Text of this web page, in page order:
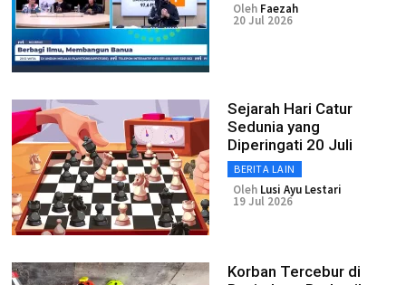
Oleh Faezah
20 Jul 2026
Sejarah Hari Catur
Sedunia yang
Diperingati 20 Juli
BERITA LAIN
Oleh Lusi Ayu Lestari
19 Jul 2026
Korban Tercebur di